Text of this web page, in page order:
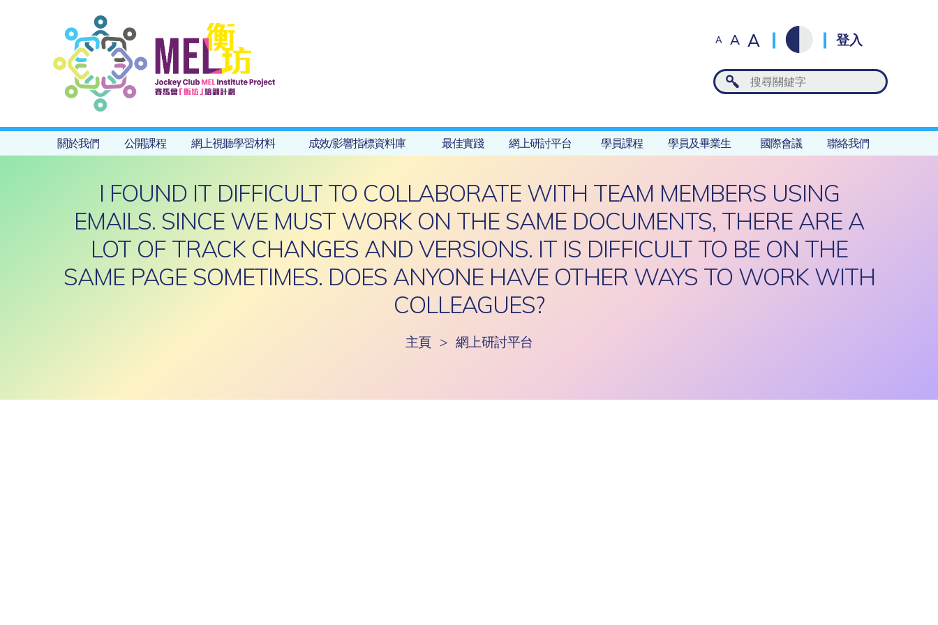
A A A 登入
關於我們 公開課程 網上視聽學習材料 成效/影響指標資料庫 最佳實踐 網上研討平台 學員課程 學員及畢業生 國際會議 聯絡我們
I FOUND IT DIFFICULT TO COLLABORATE WITH TEAM MEMBERS USING
EMAILS. SINCE WE MUST WORK ON THE SAME DOCUMENTS, THERE ARE A
LOT OF TRACK CHANGES AND VERSIONS. IT IS DIFFICULT TO BE ON THE
SAME PAGE SOMETIMES. DOES ANYONE HAVE OTHER WAYS TO WORK WITH
COLLEAGUES?
主頁 > 網上研討平台